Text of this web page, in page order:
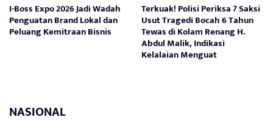
I-Boss Expo 2026 Jadi Wadah
Penguatan Brand Lokal dan
Peluang Kemitraan Bisnis
Terkuak! Polisi Periksa 7 Saksi
Usut Tragedi Bocah 6 Tahun
Tewas di Kolam Renang H.
Abdul Malik, Indikasi
Kelalaian Menguat
NASIONAL